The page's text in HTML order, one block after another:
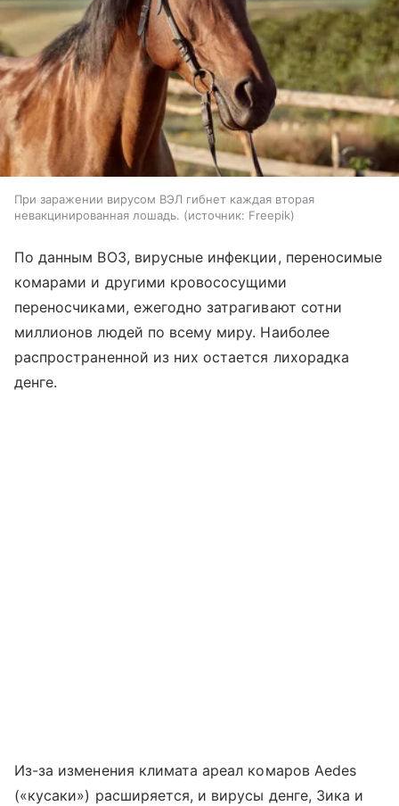
При заражении вирусом ВЭЛ гибнет каждая вторая
невакцинированная лошадь.
источник: Freepik
По данным ВОЗ, вирусные инфекции, переносимые
комарами и другими кровососущими
переносчиками, ежегодно затрагивают сотни
миллионов людей по всему миру. Наиболее
распространенной из них остается лихорадка
денге.
Из-за изменения климата ареал комаров Aedes
(«кусаки») расширяется, и вирусы денге, Зика и